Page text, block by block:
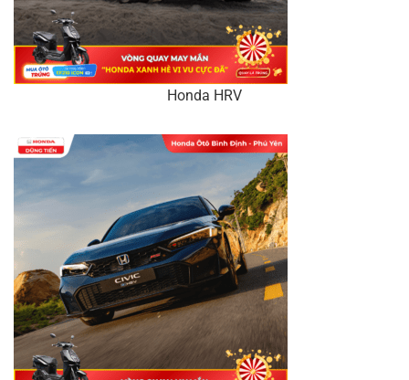
Honda HRV